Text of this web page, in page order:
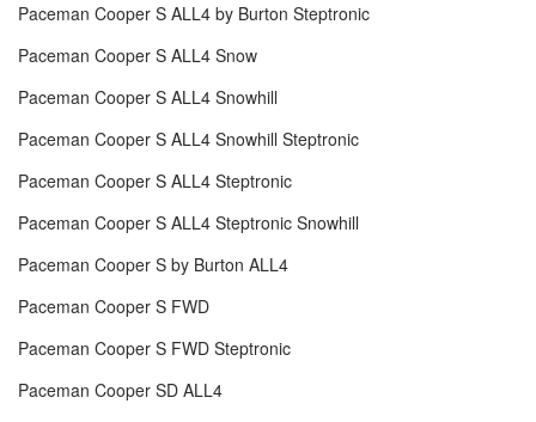
Paceman Cooper S ALL4 by Burton Steptronic
Paceman Cooper S ALL4 Snow
Paceman Cooper S ALL4 Snowhill
Paceman Cooper S ALL4 Snowhill Steptronic
Paceman Cooper S ALL4 Steptronic
Paceman Cooper S ALL4 Steptronic Snowhill
Paceman Cooper S by Burton ALL4
Paceman Cooper S FWD
Paceman Cooper S FWD Steptronic
Paceman Cooper SD ALL4